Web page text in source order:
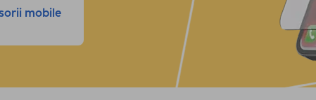
mobile